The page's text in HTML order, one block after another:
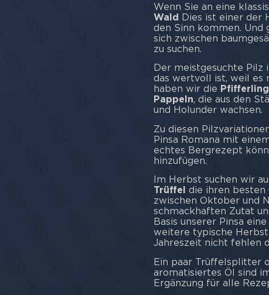
Wenn Sie an eine
Wald Dies ist einer der
den Sinn kommen. Und
sich zwischen
zu suchen.
Der meistgesuchte Pilz
das wertvoll ist, weil es
haben wir die
Pappeln, die aus den
und Holunder wachsen.
Zu diesen
Pinsa Romana mit
echtes Bergrezept
hinzufügen.
Im Herbst suchen wir
Trüffel die ihren besten
zwischen Oktober und
schmackhaften Zutat
Basis unserer Pinsa
weitere typische
Jahreszeit nicht fehlen
Ein paar Trüffelsplitter
aromatisiertes Öl sind
Ergänzung für alle